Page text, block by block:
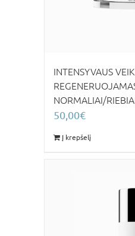
INTENSYVAUS
NORMALIAI/
50,00€
Į krepšelį